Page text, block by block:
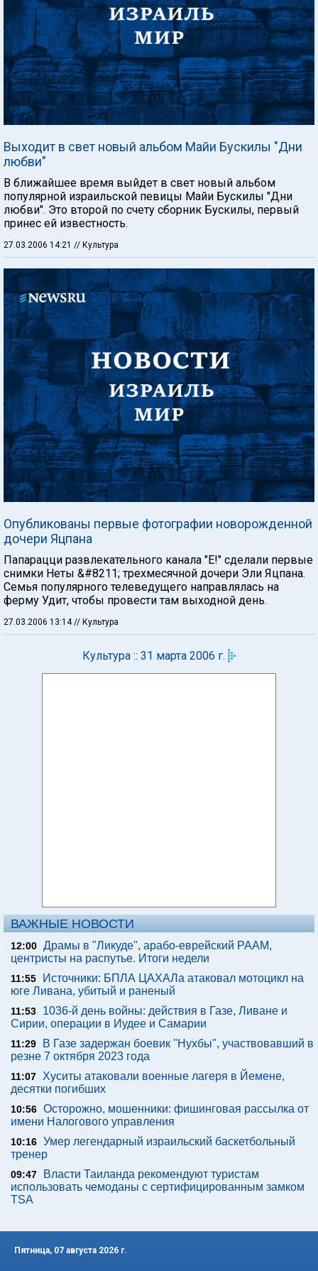
Выходит в свет новый альбом Майи Бускилы "Дни
любви"
В ближайшее время выйдет в свет новый альбом
популярной израильской певицы Майи Бускилы "Дни
любви". Это второй по счету сборник Бускилы, первый
принес ей известность.
27.03.2006 14:21 // Культура
Опубликованы первые фотографии новорожденной
дочери Яцпана
Папарацци развлекательного канала "Е!" сделали первые
снимки Неты &#8211; трехмесячной дочери Эли Яцпана.
Семья популярного телеведущего направлялась на
ферму Удит, чтобы провести там выходной день.
27.03.2006 13:14 // Культура
Культура :: 31 марта 2006 г.
ВАЖНЫЕ НОВОСТИ
12:00 Драмы в "Ликуде", арабо-еврейский РААМ,
центристы на распутье. Итоги недели
11:55
Источники: БПЛА ЦАХАЛа атаковал мотоцикл на
юге Ливана, убитый и раненый
11:53
1036-й день войны: действия в Газе, Ливане и
Сирии, операции в Иудее и Самарии
11:29
В Газе задержан боевик "Нухбы", участвовавший в
резне 7 октября 2023 года
11:07
Хуситы атаковали военные лагеря в Йемене,
десятки погибших
10:56 Осторожно, мошенники: фишинговая рассылка от
имени Налогового управления
10:16 Умер легендарный израильский баскетбольный
тренер
09:47
Власти Таиланда рекомендуют туристам
использовать чемоданы с сертифицированным замком
TSA
Пятница, 07 августа 2026 г.